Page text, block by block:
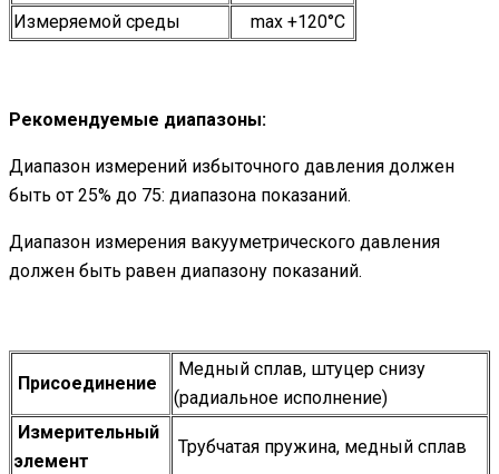
Измеряемой среды maх +120°С
Рекомендуемые диапазоны:
Диапазон измерений избыточного давления должен
быть от 25% до 75: диапазона показаний.
Диапазон измерения вакууметрического давления
должен быть равен диапазону показаний.
Присоединение
Медный сплав, штуцер снизу
(радиальное исполнение)
Измерительный
элемент
Трубчатая пружина, медный сплав